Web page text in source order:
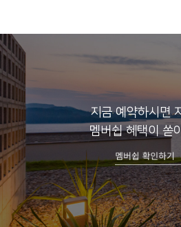
지금 예약하시면
멤버쉽 혜택이 쏟